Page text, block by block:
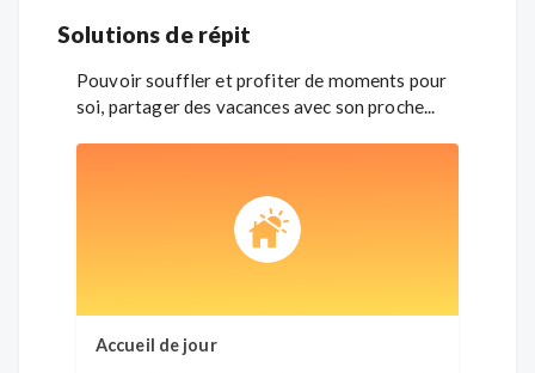
Solutions de répit
Pouvoir souffler et profiter de moments pour
soi, partager des vacances avec son proche...
Accueil de jour